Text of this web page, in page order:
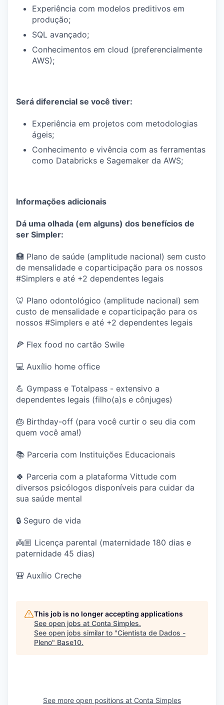
Experiência com modelos preditivos em
produção;
SQL avançado;
Conhecimentos em cloud (preferencialmente
AWS);
Será diferencial se você tiver:
Experiência em projetos com metodologias
ágeis;
Conhecimento e vivência com as ferramentas
como Databricks e Sagemaker da AWS;
Informações adicionais
Dá uma olhada (em alguns) dos benefícios de
ser Simpler:
🏥 Plano de saúde (amplitude nacional) sem custo
de mensalidade e coparticipação para os nossos
#Simplers e até +2 dependentes legais
🦷 Plano odontológico (amplitude nacional) sem
custo de mensalidade e coparticipação para os
nossos #Simplers e até +2 dependentes legais
🍕 Flex food no cartão Swile
💻 Auxílio home office
💪 Gympass e Totalpass - extensivo a
dependentes legais (filho(a)s e cônjuges)
🎂 Birthday-off (para você curtir o seu dia com
quem você ama!)
📚 Parceria com Instituições Educacionais
🍀 Parceria com a plataforma Vittude com
diversos psicólogos disponíveis para cuidar da
sua saúde mental
🔒 Seguro de vida
👼🏼 Licença parental (maternidade 180 dias e
paternidade 45 dias)
🎒 Auxílio Creche
This job is no longer accepting applications
See open jobs at Conta Simples.
See open jobs similar to "Cientista de Dados -
Pleno" Base10.
See more open positions at Conta Simples